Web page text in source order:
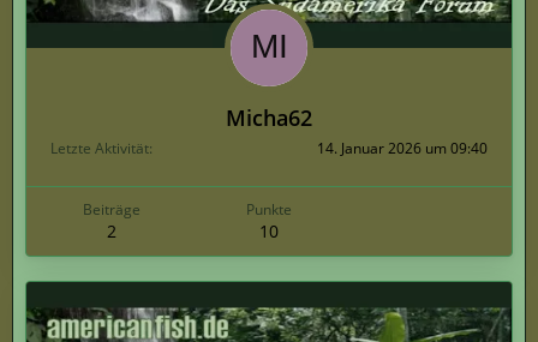
Micha62
Letzte Aktivität 14. Januar 2026 um 09:40
Beiträge
2
Punkte
10